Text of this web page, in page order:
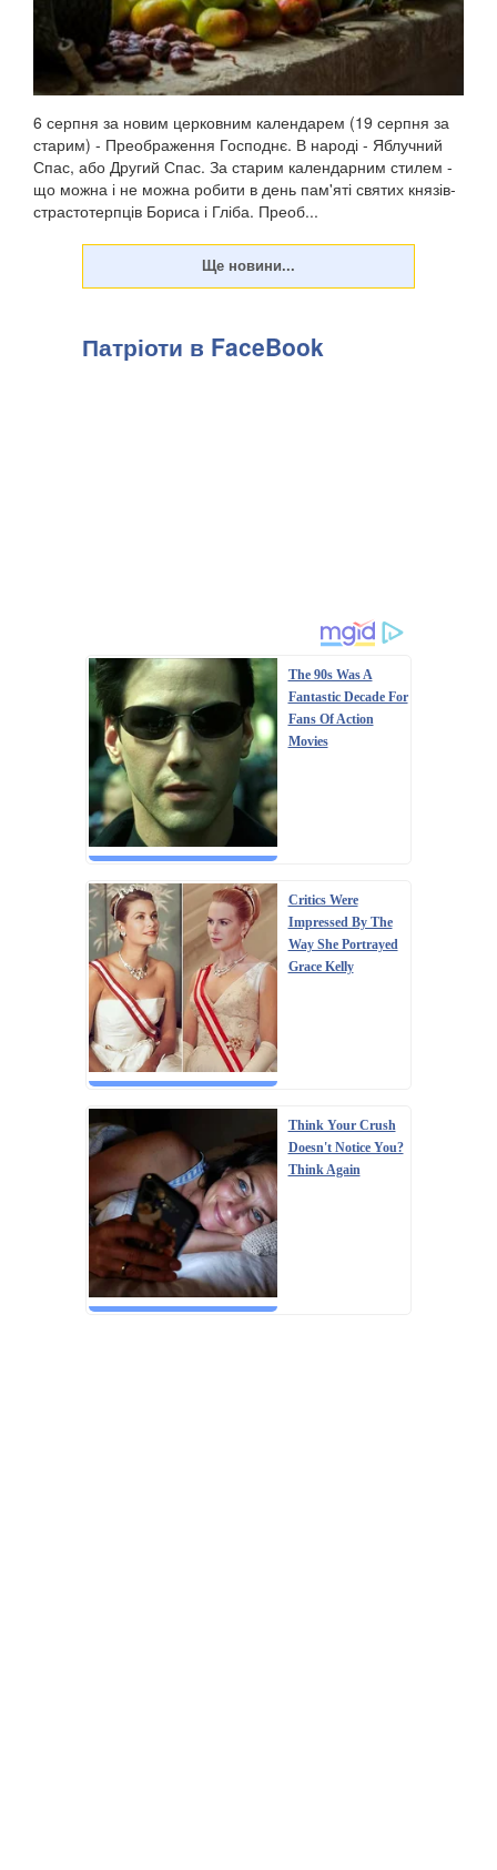
6 серпня за новим церковним календарем (19 серпня за
старим) - Преображення Господнє. В народі - Яблучний
Спас, або Другий Спас. За старим календарним стилем -
що можна і не можна робити в день пам'яті святих князів-
страстотерпців Бориса і Гліба. Преоб...
Патріоти в FaceBook
The 90s Was A
Fantastic Decade For
Fans Of Action
Movies
Critics Were
Impressed By The
Way She Portrayed
Grace Kelly
Think Your Crush
Doesn't Notice You?
Think Again